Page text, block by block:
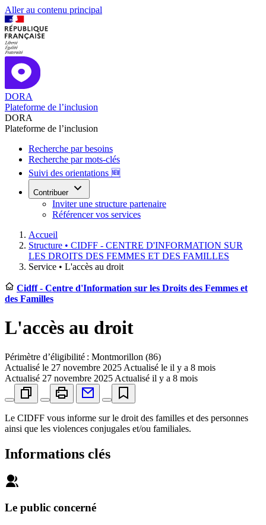
Aller au contenu principal
DORA
Plateforme de l’inclusion
DORA
Plateforme de l’inclusion
Recherche par besoins
Recherche par mots-clés
Suivi des orientations 🆕
Contribuer
Inviter une structure partenaire
Référencer vos services
Accueil
Structure • CIDFF - CENTRE D'INFORMATION SUR
LES DROITS DES FEMMES ET DES FAMILLES
Service • L'accès au droit
Cidff - Centre d'Information sur les Droits des Femmes et
des Familles
L'accès au droit
Périmètre d’éligibilité : Montmorillon (86)
Actualisé le 27 novembre 2025 Actualisé le il y a 8 mois
Actualisé 27 novembre 2025 Actualisé il y a 8 mois
Le CIDFF vous informe sur le droit des familles et des personnes
ainsi que les violences conjugales et/ou familiales.
Informations clés
Le public concerné